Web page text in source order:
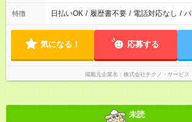
特徴 日払いOK / 履歴書不要 / 電話対応なし /
気になる！ 応募する
掲載元企業名 株式会社テクノ・サービス
未読